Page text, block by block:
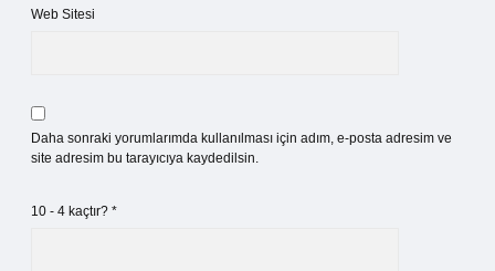
Web Sitesi
Daha sonraki yorumlarımda kullanılması için adım, e-posta adresim ve
site adresim bu tarayıcıya kaydedilsin.
10 - 4 kaçtır? *